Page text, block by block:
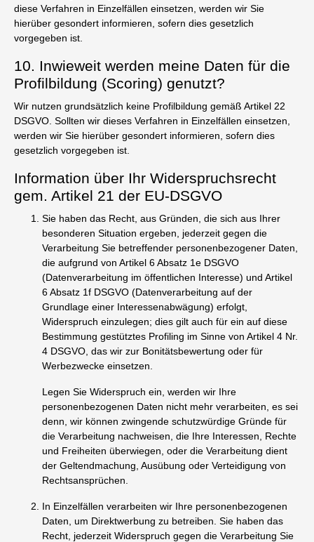
diese Verfahren in Einzelfällen einsetzen, werden wir Sie
hierüber gesondert informieren, sofern dies gesetzlich
vorgegeben ist.
10. Inwieweit werden meine Daten für die
Profilbildung (Scoring) genutzt?
Wir nutzen grundsätzlich keine Profilbildung gemäß Artikel 22
DSGVO. Sollten wir dieses Verfahren in Einzelfällen einsetzen,
werden wir Sie hierüber gesondert informieren, sofern dies
gesetzlich vorgegeben ist.
Information über Ihr Widerspruchsrecht
gem. Artikel 21 der EU-DSGVO
Sie haben das Recht, aus Gründen, die sich aus Ihrer
besonderen Situation ergeben, jederzeit gegen die
Verarbeitung Sie betreffender personenbezogener Daten,
die aufgrund von Artikel 6 Absatz 1e DSGVO
(Datenverarbeitung im öffentlichen Interesse) und Artikel
6 Absatz 1f DSGVO (Datenverarbeitung auf der
Grundlage einer Interessenabwägung) erfolgt,
Widerspruch einzulegen; dies gilt auch für ein auf diese
Bestimmung gestütztes Profiling im Sinne von Artikel 4 Nr.
4 DSGVO, das wir zur Bonitätsbewertung oder für
Werbezwecke einsetzen.
Legen Sie Widerspruch ein, werden wir Ihre
personenbezogenen Daten nicht mehr verarbeiten, es sei
denn, wir können zwingende schutzwürdige Gründe für
die Verarbeitung nachweisen, die Ihre Interessen, Rechte
und Freiheiten überwiegen, oder die Verarbeitung dient
der Geltendmachung, Ausübung oder Verteidigung von
Rechtsansprüchen.
In Einzelfällen verarbeiten wir Ihre personenbezogenen
Daten, um Direktwerbung zu betreiben. Sie haben das
Recht, jederzeit Widerspruch gegen die Verarbeitung Sie